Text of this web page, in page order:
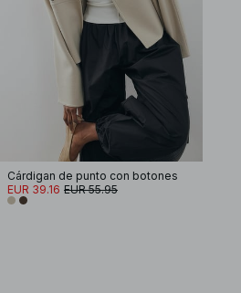
Cárdigan de punto con botones
EUR 39.16 EUR 55.95